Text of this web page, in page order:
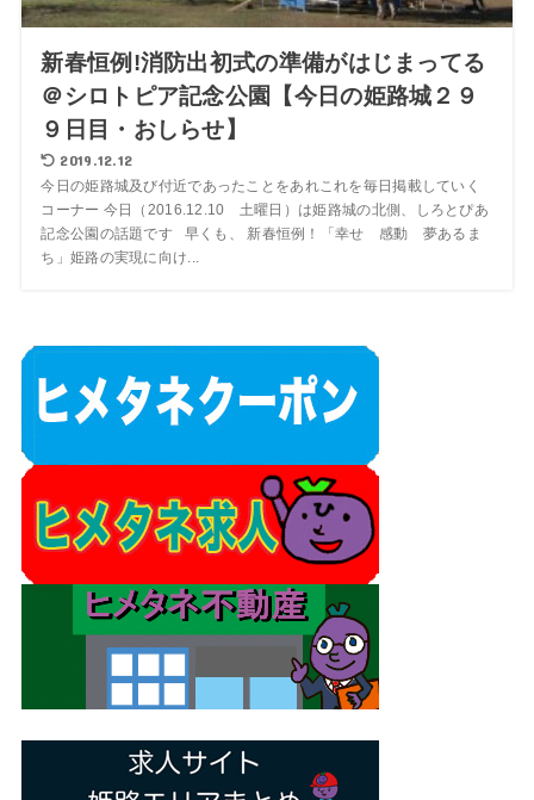
新春恒例!消防出初式の準備がはじまってる
＠シロトピア記念公園【今日の姫路城２９
９日目・おしらせ】
2019.12.12
今日の姫路城及び付近であったことをあれこれを毎日掲載していく
コーナー 今日（2016.12.10 土曜日）は姫路城の北側、しろとぴあ
記念公園の話題です 早くも、 新春恒例！「幸せ 感動 夢あるま
ち」姫路の実現に向け...